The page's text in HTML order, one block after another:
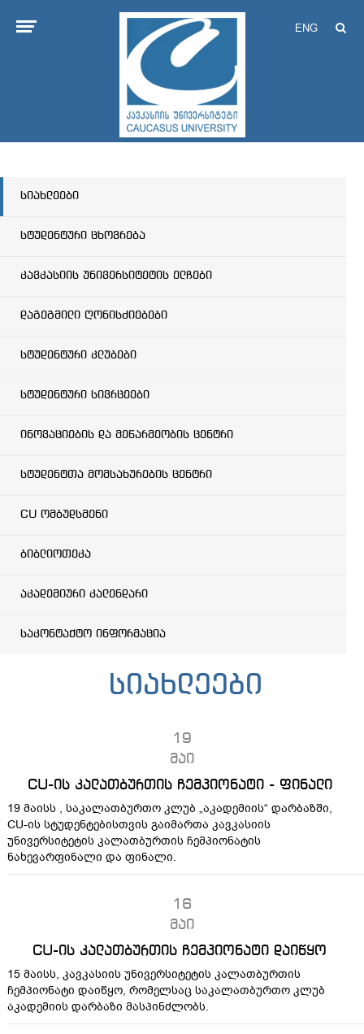
ENG
სიახლეები
სტუდენტური ცხოვრება
კავკასიის უნივერსიტეტის ელჩები
დაგეგმილი ღონისძიებები
სტუდენტური კლუბები
სტუდენტური სივრცეები
ინოვაციების და მეწარმეობის ცენტრი
სტუდენტთა მომსახურების ცენტრი
CU ომბუდსმენი
ბიბლიოთეკა
აკადემიური კალენდარი
საკონტაქტო ინფორმაცია
სიახლეები
19
მაი
CU-ის კალათბურთის ჩემპიონატი - ფინალი
19 მაისს , საკალათბურთო კლუბ „აკადემიის“ დარბაზში,
CU-ის სტუდენტებისთვის გაიმართა კავკასიის
უნივერსიტეტის კალათბურთის ჩემპიონატის
ნახევარფინალი და ფინალი.
16
მაი
CU-ის კალათბურთის ჩემპიონატი დაიწყო
15 მაისს, კავკასიის უნივერსიტეტის კალათბურთის
ჩემპიონატი დაიწყო, რომელსაც საკალათბურთო კლუბ
აკადემიის დარბაზი მასპინძლობს.